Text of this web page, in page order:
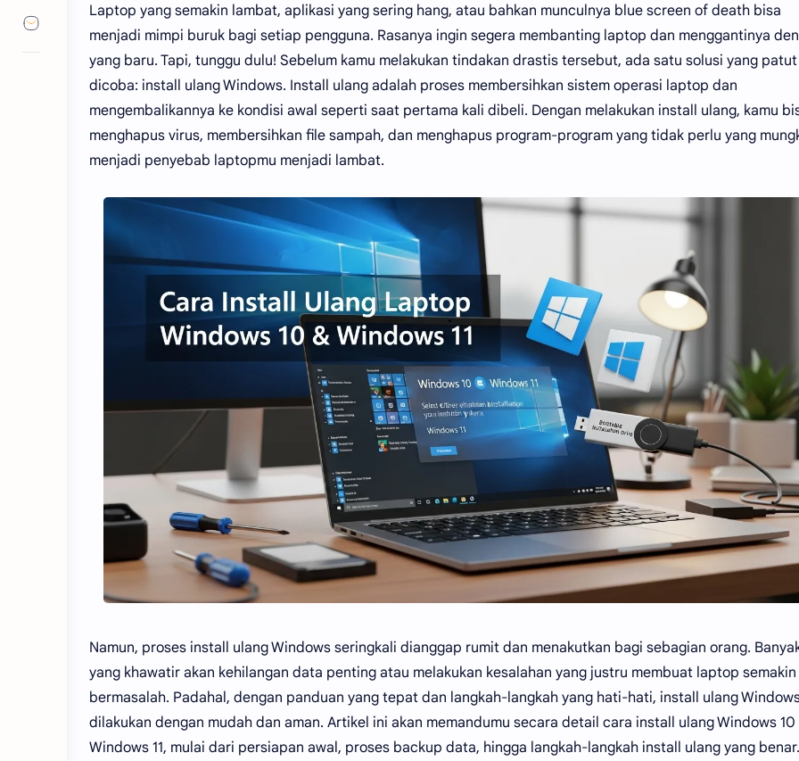
Laptop yang semakin lambat, aplikasi yang sering hang, atau bahkan munculnya blue screen of death bisa
menjadi mimpi buruk bagi setiap pengguna. Rasanya ingin segera membanting laptop dan menggantinya
yang baru. Tapi, tunggu dulu! Sebelum kamu melakukan tindakan drastis tersebut, ada satu solusi yang patut
dicoba: install ulang Windows. Install ulang adalah proses membersihkan sistem operasi laptop dan
mengembalikannya ke kondisi awal seperti saat pertama kali dibeli. Dengan melakukan install ulang, kamu
menghapus virus, membersihkan file sampah, dan menghapus program-program yang tidak perlu yang
menjadi penyebab laptopmu menjadi lambat.
Namun, proses install ulang Windows seringkali dianggap rumit dan menakutkan bagi sebagian orang.
yang khawatir akan kehilangan data penting atau melakukan kesalahan yang justru membuat laptop semakin
bermasalah. Padahal, dengan panduan yang tepat dan langkah-langkah yang hati-hati, install ulang
dilakukan dengan mudah dan aman. Artikel ini akan memandumu secara detail cara install ulang Windows 10
Windows 11, mulai dari persiapan awal, proses backup data, hingga langkah-langkah install ulang yang